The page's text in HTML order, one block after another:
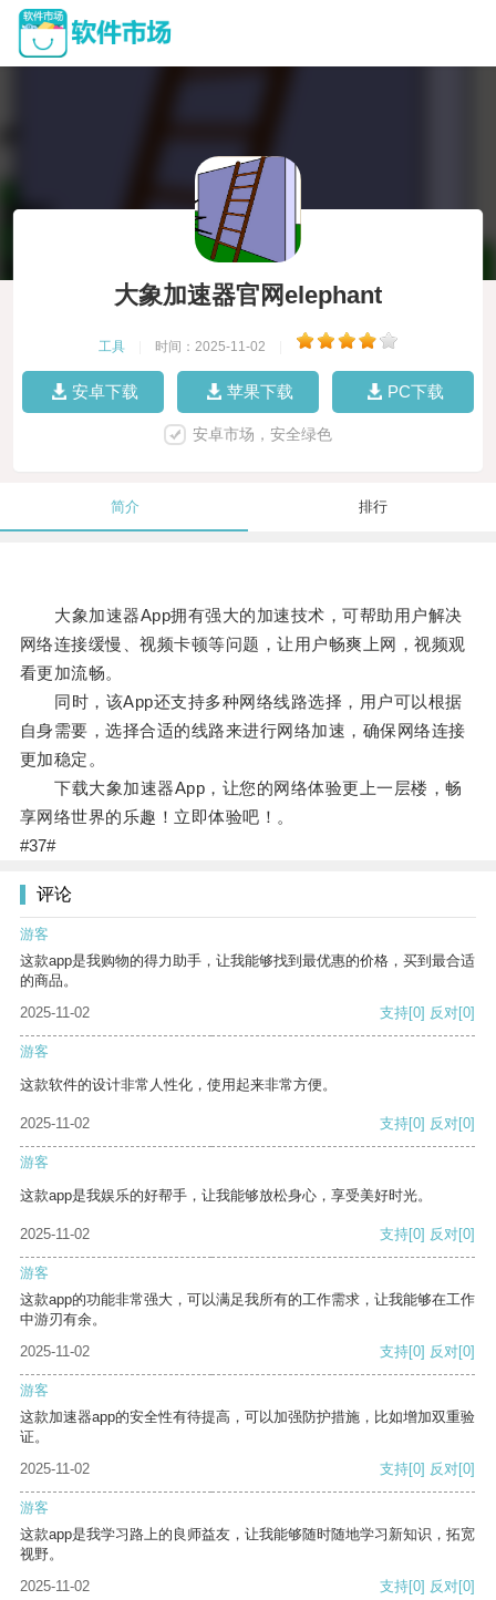
大象加速器官网elephant
工具 时间：2025-11-02
安卓下载 苹果下载 PC下载
安卓市场，安全绿色
简介 排行
大象加速器App拥有强大的加速技术，可帮助用户解决
网络连接缓慢、视频卡顿等问题，让用户畅爽上网，视频观
看更加流畅。
同时，该App还支持多种网络线路选择，用户可以根据
自身需要，选择合适的线路来进行网络加速，确保网络连接
更加稳定。
下载大象加速器App，让您的网络体验更上一层楼，畅
享网络世界的乐趣！立即体验吧！。
#37#
评论
游客
这款app是我购物的得力助手，让我能够找到最优惠的价格，买到最合适
的商品。
2025-11-02
支持[0] 反对[0]
游客
这款软件的设计非常人性化，使用起来非常方便。
2025-11-02 支持[0] 反对[0]
游客
这款app是我娱乐的好帮手，让我能够放松身心，享受美好时光。
2025-11-02 支持[0] 反对[0]
游客
这款app的功能非常强大，可以满足我所有的工作需求，让我能够在工作
中游刃有余。
2025-11-02
支持[0] 反对[0]
游客
这款加速器app的安全性有待提高，可以加强防护措施，比如增加双重验
证。
2025-11-02
支持[0] 反对[0]
游客
这款app是我学习路上的良师益友，让我能够随时随地学习新知识，拓宽
视野。
2025-11-02
支持[0] 反对[0]